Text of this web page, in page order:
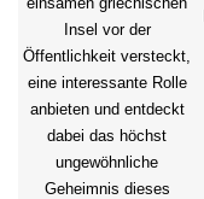
Insel vor der
Öffentlichkeit versteckt,
eine interessante Rolle
anbieten und entdeckt
dabei das höchst
ungewöhnliche
Geheimnis dieses